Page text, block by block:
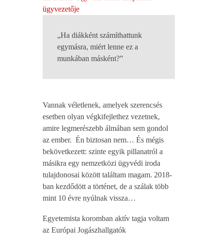
„Ha diákként számíthattunk
egymásra, miért lenne ez a
munkában másként?”
Vannak véletlenek, amelyek szerencsés
esetben olyan végkifejlethez vezetnek,
amire legmerészebb álmában sem gondol
az ember. Én biztosan nem… És mégis
bekövetkezett: szinte egyik pillanatról a
másikra egy nemzetközi ügyvédi iroda
tulajdonosai között találtam magam. 2018-
ban kezdődött a történet, de a szálak több
mint 10 évre nyúlnak vissza…
Egyetemista koromban aktív tagja voltam
az Európai Jogászhallgatók